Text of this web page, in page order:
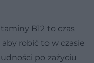
B12 to czas
aby robić to w czasie
po zażyciu